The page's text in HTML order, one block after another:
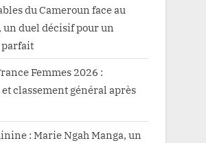
du Cameroun face au
un duel décisif pour un
Femmes 2026 :
classement général après
: Marie Ngah Manga, un